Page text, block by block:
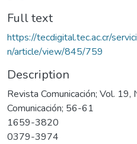
Full text
https://tecdigital.tec.ac.cr/
n/article/view/845/759
Description
Revista Comunicación; Vol.
Comunicación; 56-61
1659-3820
0379-3974